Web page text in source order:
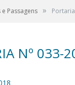
Passagens »
Nº 033-